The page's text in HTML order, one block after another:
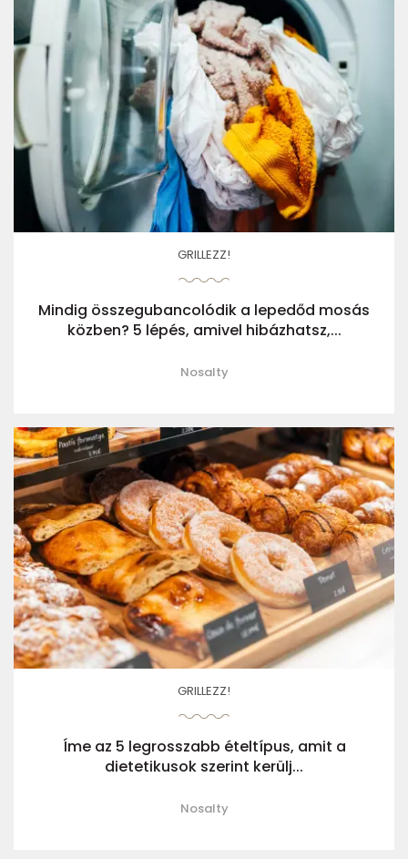
GRILLEZZ!
Mindig összegubancolódik a lepedőd mosás
közben? 5 lépés, amivel hibázhatsz,...
Nosalty
GRILLEZZ!
Íme az 5 legrosszabb ételtípus, amit a
dietetikusok szerint kerülj...
Nosalty